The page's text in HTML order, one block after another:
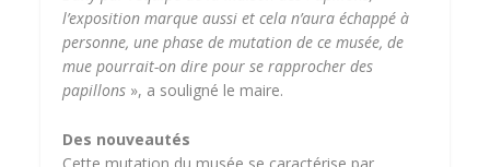
l’exposition marque aussi et cela n’aura échappé à
personne, une phase de mutation de ce musée, de
mue pourrait-on dire pour se rapprocher des
papillons », a souligné le maire.
Des nouveautés